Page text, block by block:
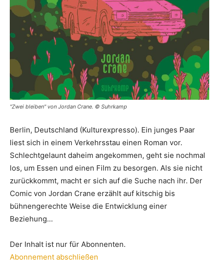
"Zwei bleiben" von Jordan Crane. © Suhrkamp
Berlin, Deutschland (Kulturexpresso). Ein junges Paar
liest sich in einem Verkehrsstau einen Roman vor.
Schlechtgelaunt daheim angekommen, geht sie nochmal
los, um Essen und einen Film zu besorgen. Als sie nicht
zurückkommt, macht er sich auf die Suche nach ihr. Der
Comic von Jordan Crane erzählt auf kitschig bis
bühnengerechte Weise die Entwicklung einer
Beziehung…
Der Inhalt ist nur für Abonnenten.
Abonnement abschließen